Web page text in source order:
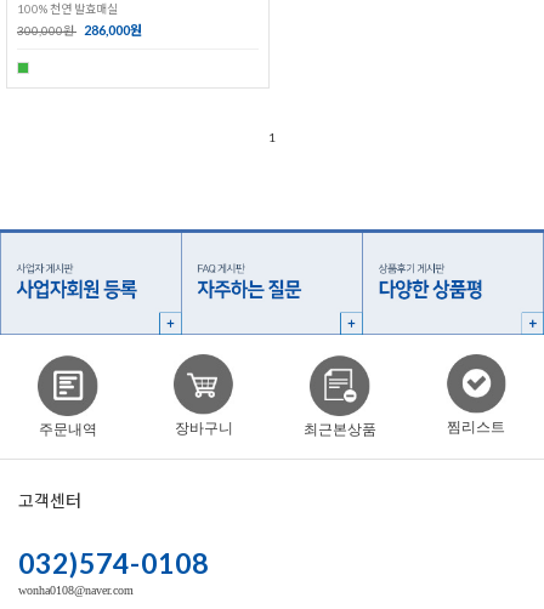
100% 천연 발효매실
300,000원 286,000원
1
주문내역 장바구니 최근본상품 찜리스트
고객센터
032)574-0108
wonha0108@naver.com